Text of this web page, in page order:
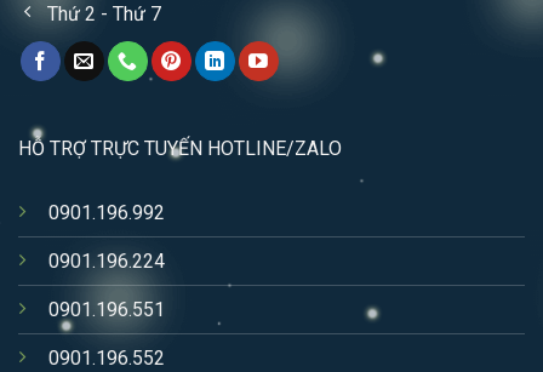
Thứ 2 - Thứ 7
HỖ TRỢ TRỰC TUYẾN HOTLINE/ZALO
0901.196.992
0901.196.224
0901.196.551
0901.196.552